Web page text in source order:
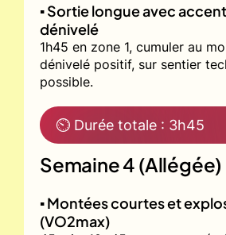
▪️ Sortie longue avec
dénivelé
1h45 en zone 1, cumuler au
dénivelé positif, sur sentier
possible.
⏲ Durée totale : 3h45
Semaine 4 (Allégée)
▪️ Montées courtes et
(VO2max)